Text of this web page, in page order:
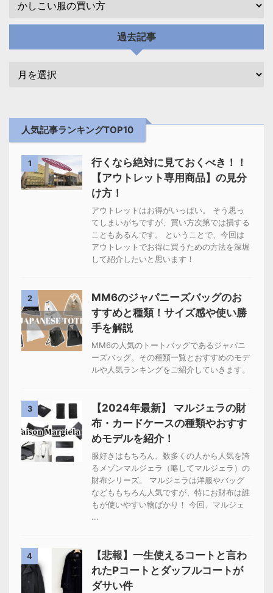
過去記事
人気記事ランキングTOP10
1
行くなら絶対に見ておくべき！！
【アウトレット専用商品】の見分
け方！
アウトレットはお得がいっぱい。 そう思っ
てしまいがちですが、買い方次第では損する
こともあるんです。 ということで、今回は
アウトレットでお得に買うための方法を深堀
して紹介したいと思います！
2
MM6のジャパニーズバッグのお
すすめと種類！サイズ感や使い勝
手を解説
MM6の人気のトートバッグであるジャパニ
ーズバッグ。その種類一覧とおすすめのモデ
ルや人気ランキングをご紹介していきます。
3
【2024年最新】 マルジェラの財
布・カードケースの種類やおすす
めモデルを紹介！
服好きはもちろん、数多くの人から人気を誇
るメゾンマルジェラ（略してマルジェラ）の
財布シリーズ。 マルジェラは洋服やバッグ
などももちろん人気ですが、特にお財布は誰
もが使いやすい物ばかり！ 今回、マルジェ
...
4
【悲報】一生使えるコートと言わ
れたPコートとダッフルコートが
ダサい件